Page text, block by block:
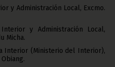
y Administración Local, Excmo.
y Administración Local,
Micha.
Interior (Ministerio del Interior),